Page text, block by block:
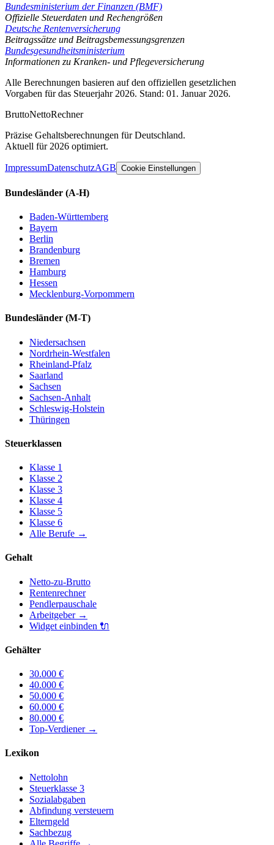
Bundesministerium der Finanzen (BMF)
Offizielle Steuerdaten und Rechengrößen
Deutsche Rentenversicherung
Beitragssätze und Beitragsbemessungsgrenzen
Bundesgesundheitsministerium
Informationen zu Kranken- und Pflegeversicherung
Alle Berechnungen basieren auf den offiziellen gesetzlichen
Vorgaben für das Steuerjahr 2026. Stand: 01. Januar 2026.
BruttoNettoRechner
Präzise Gehaltsberechnungen für Deutschland.
Aktuell für 2026 optimiert.
ImpressumDatenschutzAGB Cookie Einstellungen
Bundesländer (A-H)
Baden-Württemberg
Bayern
Berlin
Brandenburg
Bremen
Hamburg
Hessen
Mecklenburg-Vorpommern
Bundesländer (M-T)
Niedersachsen
Nordrhein-Westfalen
Rheinland-Pfalz
Saarland
Sachsen
Sachsen-Anhalt
Schleswig-Holstein
Thüringen
Steuerklassen
Klasse 1
Klasse 2
Klasse 3
Klasse 4
Klasse 5
Klasse 6
Alle Berufe →
Gehalt
Netto-zu-Brutto
Rentenrechner
Pendlerpauschale
Arbeitgeber→
Widget einbinden 🔌
Gehälter
30.000 €
40.000 €
50.000 €
60.000 €
80.000 €
Top-Verdiener→
Lexikon
Nettolohn
Steuerklasse 3
Sozialabgaben
Abfindung versteuern
Elterngeld
Sachbezug